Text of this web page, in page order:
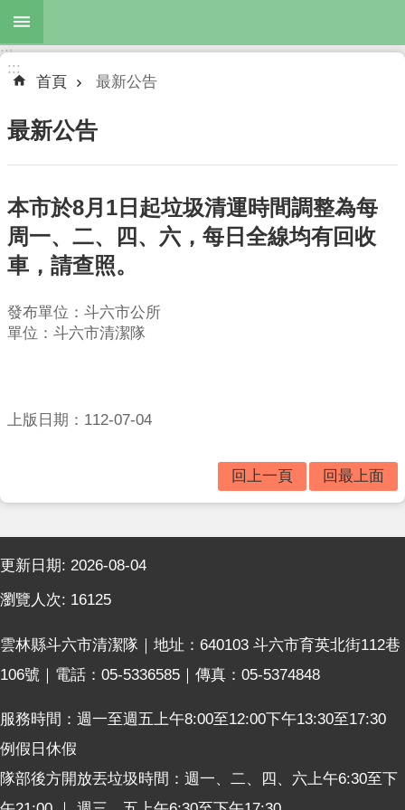
跳到主要內容區塊
階
尋
最
新
公
告
服
務
圾
民
服
務
相
關
法
規
表
下
載
:::
:::
首頁 最新公告
最新公告
本市於8月1日起垃圾清運時間調整為每
周一、二、四、六，每日全線均有回收
車，請查照。
發布單位：斗六市公所
單位：斗六市清潔隊
上版日期：112-07-04
回上一頁 回最上面
更新日期: 2026-08-04
瀏覽人次: 16125
雲林縣斗六市清潔隊｜地址：640103 斗六市育英北街112巷
106號｜電話：05-5336585｜傳真：05-5374848
服務時間：週一至週五上午8:00至12:00下午13:30至17:30
例假日休假
隊部後方開放丟垃圾時間：週一、二、四、六上午6:30至下